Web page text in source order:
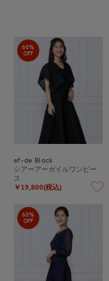
60%
OFF
ef-de Black
シアーアーガイルワンピー
ス
￥19,800(税込)
60%
OFF